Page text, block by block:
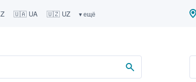
🇺🇦 UA 🇺🇿 UZ ▾ ещё